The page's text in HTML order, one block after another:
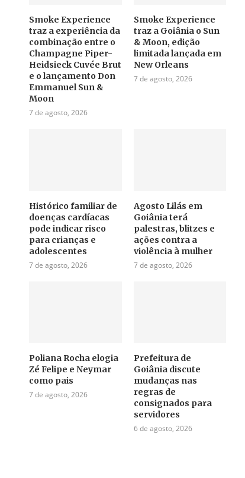
Smoke Experience
traz a experiência da
combinação entre o
Champagne Piper-
Heidsieck Cuvée Brut
e o lançamento Don
Emmanuel Sun &
Moon
7 de agosto, 2026
Smoke Experience
traz a Goiânia o Sun
& Moon, edição
limitada lançada em
New Orleans
7 de agosto, 2026
Histórico familiar de
doenças cardíacas
pode indicar risco
para crianças e
adolescentes
7 de agosto, 2026
Agosto Lilás em
Goiânia terá
palestras, blitzes e
ações contra a
violência à mulher
7 de agosto, 2026
Poliana Rocha elogia
Zé Felipe e Neymar
como pais
7 de agosto, 2026
Prefeitura de
Goiânia discute
mudanças nas
regras de
consignados para
servidores
6 de agosto, 2026